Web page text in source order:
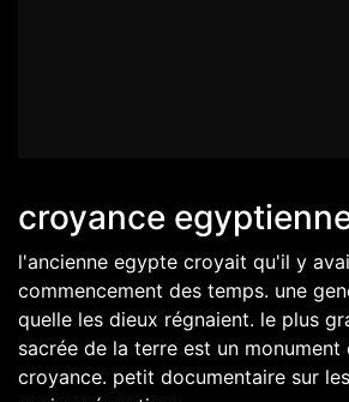
croyance
l'ancienne egypte croyait qu'il y
commencement des temps. une
quelle les dieux régnaient. le plus
sacrée de la terre est un
croyance. petit documentaire sur